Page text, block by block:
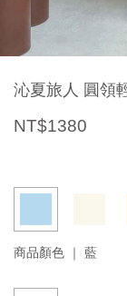
沁夏旅人 圓領
NT$1380
商品顏色 ｜ 藍